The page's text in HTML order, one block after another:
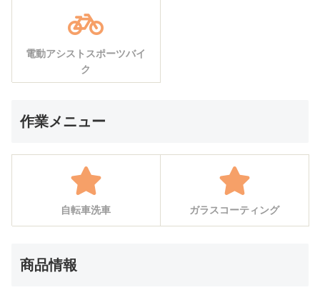
電動アシストスポーツバイ
ク
作業メニュー
自転車洗車 ガラスコーティング
商品情報